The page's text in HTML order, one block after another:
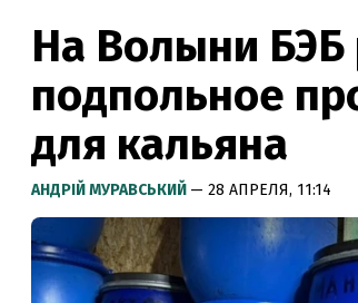
На Волыни БЭБ
подпольное
для кальяна
АНДРІЙ МУРАВСЬКИЙ — 28 АПРЕЛЯ, 11:14